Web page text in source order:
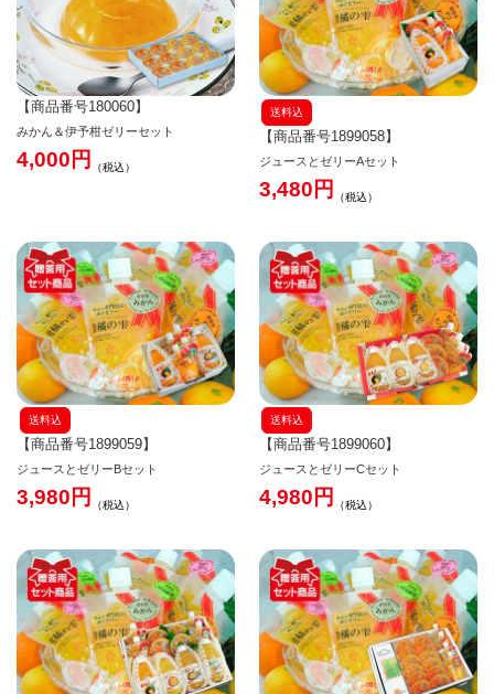
【商品番号180060】
みかん＆伊予柑ゼリーセット
4,000 税込
送料込
【商品番号1899058】
ジュースとゼリーAセット
3,480 税込
送料込
【商品番号1899059】
ジュースとゼリーBセット
3,980 税込
送料込
【商品番号1899060】
ジュースとゼリーCセット
4,980 税込